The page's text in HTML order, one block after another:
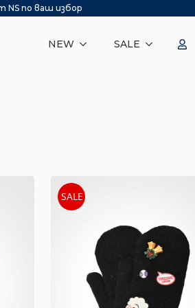
NS по ваш избор
NEW SALE
SALE